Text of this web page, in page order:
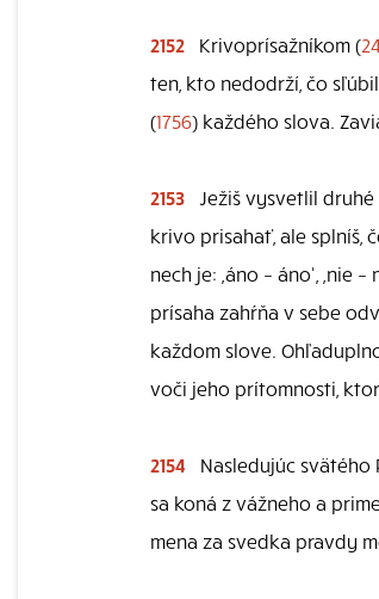
2152 Krivoprísažníkom (
ten, kto nedodrží, čo
(1756) každého slova.
2153
Ježiš vysvetlil
krivo prisahať, ale splníš,
nech je: ,áno – áno‘, ,nie
prísaha zahŕňa v sebe
každom slove.
voči jeho prítomnosti,
2154
Nasledujúc svätého
sa koná z vážneho a
mena za svedka pravdy